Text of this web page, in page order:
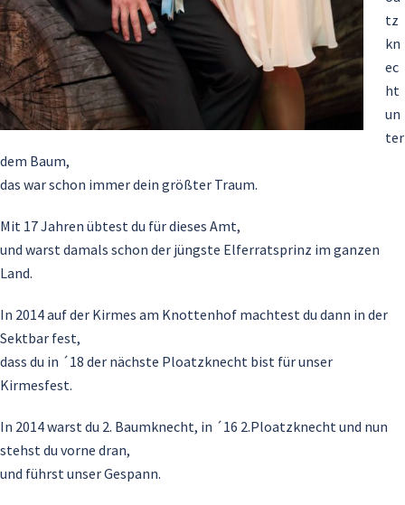
tz
kn
ec
ht
un
ter
dem Baum,
das war schon immer dein größter Traum.
Mit 17 Jahren übtest du für dieses Amt,
und warst damals schon der jüngste Elferratsprinz im ganzen
Land.
In 2014 auf der Kirmes am Knottenhof machtest du dann in der
Sektbar fest,
dass du in ´18 der nächste Ploatzknecht bist für unser
Kirmesfest.
In 2014 warst du 2. Baumknecht, in ´16 2.Ploatzknecht und nun
stehst du vorne dran,
und führst unser Gespann.